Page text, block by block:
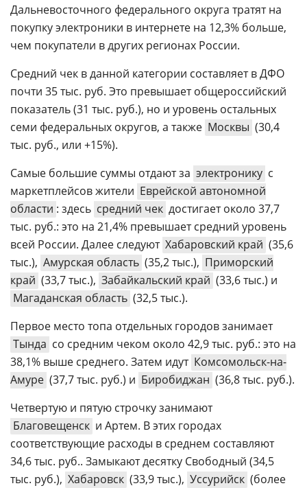
Дальневосточного федерального округа тратят на
покупку электроники в интернете на 12,3% больше,
чем покупатели в других регионах России.
Средний чек в данной категории составляет в ДФО
почти 35 тыс. руб. Это превышает общероссийский
показатель (31 тыс. руб.), но и уровень остальных
семи федеральных округов, а также Москвы (30,4
тыс. руб., или +15%).
Самые большие суммы отдают за электронику с
маркетплейсов жители Еврейской автономной
области : здесь средний чек достигает около 37,7
тыс. руб.: это на 21,4% превышает средний уровень
всей России. Далее следуют Хабаровский край (35,6
тыс.), Амурская область (35,2 тыс.), Приморский
край (33,7 тыс.), Забайкальский край (33,6 тыс.) и
Магаданская область (32,5 тыс.).
Первое место топа отдельных городов занимает
Тында со средним чеком около 42,9 тыс. руб.: это на
38,1% выше среднего. Затем идут Комсомольск-на-
Амуре (37,7 тыс. руб.) и Биробиджан (36,8 тыс. руб.).
Четвертую и пятую строчку занимают
Благовещенск и Артем. В этих городах
соответствующие расходы в среднем составляют
34,6 тыс. руб.. Замыкают десятку Свободный (34,5
тыс. руб.), Хабаровск (33,9 тыс.), Уссурийск (более